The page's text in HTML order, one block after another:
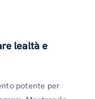
lealtà e
potente per